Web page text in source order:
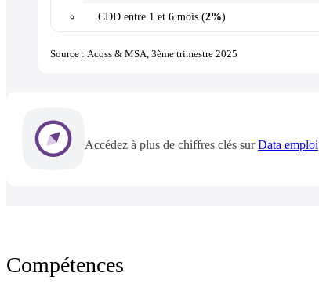
CDD entre 1 et 6 mois (2%)
Source : Acoss & MSA, 3ème trimestre 2025
Accédez à plus de chiffres clés surData emploi
Compétences